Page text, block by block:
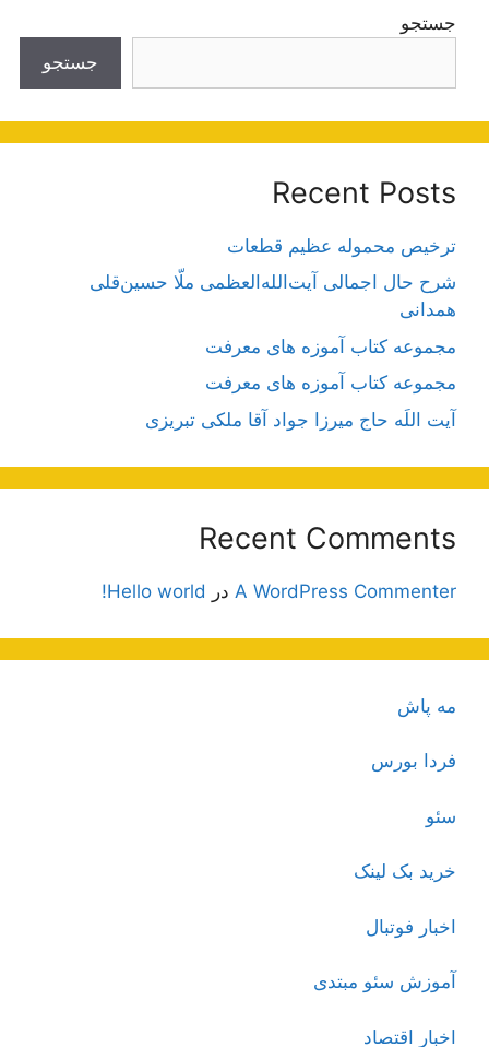
جستجو
جستجو
Recent Posts
ترخیص محموله عظیم قطعات
شرح حال اجمالی آیت‌الله‌العظمی ملّا حسین‌قلی
همدانی
مجموعه کتاب آموزه های معرفت
مجموعه کتاب آموزه های معرفت
آیت اللَه حاج میرزا جواد آقا ملکی تبریزی
Recent Comments
A WordPress Commenter در Hello world!
مه پاش
فردا بورس
سئو
خرید بک لینک
اخبار فوتبال
آموزش سئو مبتدی
اخبار اقتصاد